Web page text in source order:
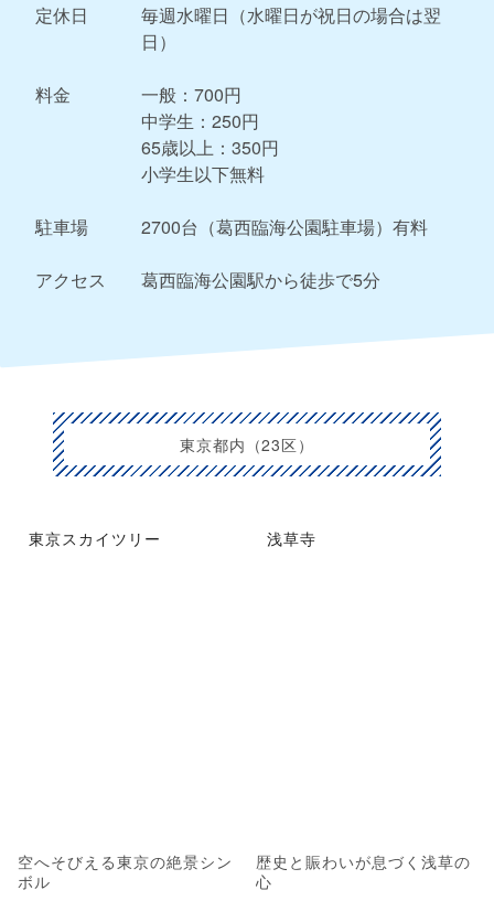
定休日
毎週水曜日（水曜日が祝日の場合は翌
日）
料金
一般：700円
中学生：250円
65歳以上：350円
小学生以下無料
駐車場 2700台（葛西臨海公園駐車場）有料
アクセス 葛西臨海公園駅から徒歩で5分
東京都内（23区）
東京スカイツリー
空へそびえる東京の絶景シン
ボル
浅草寺
歴史と賑わいが息づく浅草の
心